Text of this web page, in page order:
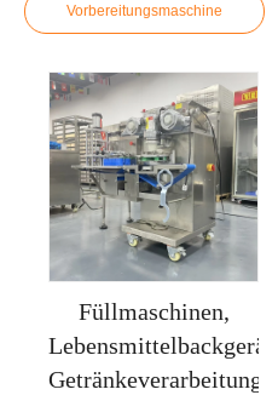
Vorbereitungsmaschine
Füllmaschinen,
Lebensmittelbackgeräte,
Getränkeverarbeitungs-